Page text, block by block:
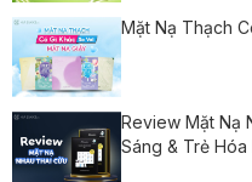
Mặt Nạ Thạch
Review Mặt Nạ
Sáng & Trẻ Hóa